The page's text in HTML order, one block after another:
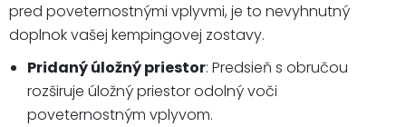
pred poveternostnými vplyvmi, je to nevyhnutný
doplnok vašej kempingovej zostavy.
Pridaný úložný priestor: Predsieň s obručou
rozširuje úložný priestor odolný voči
poveternostným vplyvom.